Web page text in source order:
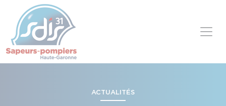
ACTUALITÉS
Panneau de gestion des cookies